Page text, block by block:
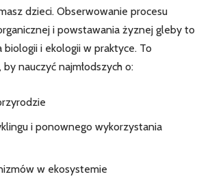
dzieci. Obserwowanie procesu
i powstawania żyznej gleby to
biologii i ekologii w praktyce. To
by nauczyć najmłodszych o:
i ponownego wykorzystania
w ekosystemie